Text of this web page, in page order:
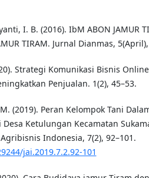
I. B. (2016). IbM ABON JAMUR
TIRAM. Jurnal Dianmas,
Strategi Komunikasi Bisnis
Penjualan. 1(2), 45–53.
(2019). Peran Kelompok Tani
Desa Ketulungan Kecamatan
Indonesia, 7(2), 92–101.
jai.2019.7.2.92-101